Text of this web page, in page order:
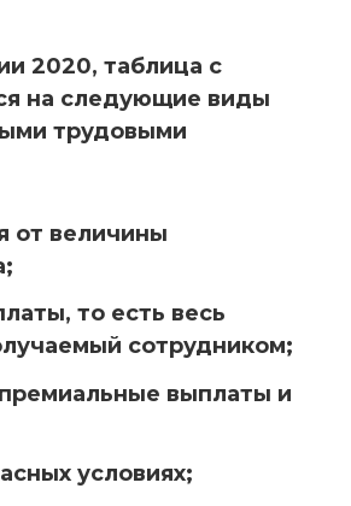
2020, таблица с
на следующие виды
трудовыми
от величины
то есть весь
сотрудником;
выплаты и
условиях;